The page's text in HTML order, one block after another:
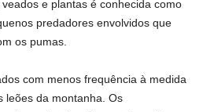
e plantas é conhecida como
predadores envolvidos que
os pumas.
com menos frequência à medida
leões da montanha. Os